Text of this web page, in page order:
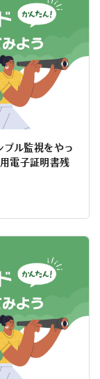
ル監視をやっ
電子証明書残